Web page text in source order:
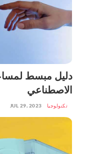
دليل مبسط
الاصطناعي
تكنولوجيا JUL 29, 2023